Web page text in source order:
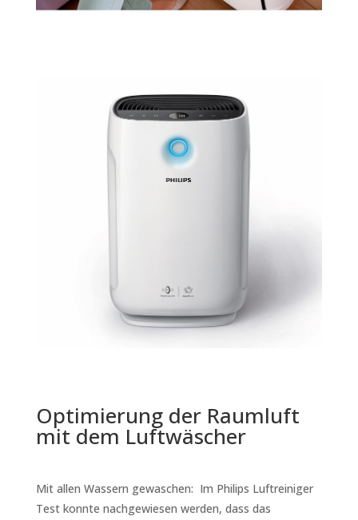
Optimierung der Raumluft
mit dem Luftwäscher
Mit allen Wassern gewaschen: Im Philips Luftreiniger
Test konnte nachgewiesen werden, dass das